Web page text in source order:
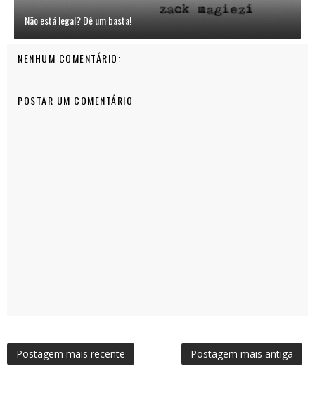
Não está legal? Dê um basta!
NENHUM COMENTÁRIO:
POSTAR UM COMENTÁRIO
Postagem mais recente Postagem mais antiga